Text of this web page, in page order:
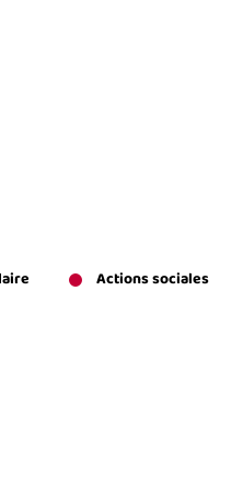
Actions sociales